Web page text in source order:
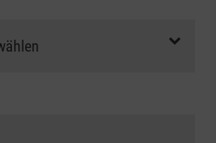
der vollen Kursgebühr
Formulare für die
Berufsgenossenschaft oder